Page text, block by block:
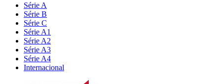
Série A
Série B
Série C
Série A1
Série A2
Série A3
Série A4
Internacional